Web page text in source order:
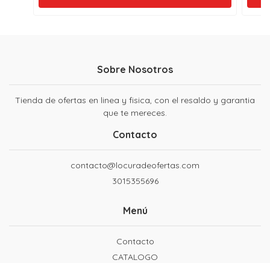
Sobre Nosotros
Tienda de ofertas en linea y fisica, con el resaldo y garantia
que te mereces.
Contacto
contacto@locuradeofertas.com
3015355696
Menú
Contacto
CATALOGO